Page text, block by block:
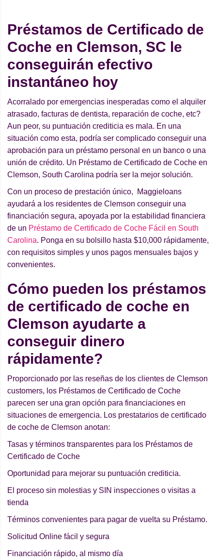
Préstamos de Certificado de
Coche en Clemson, SC le
conseguirán efectivo
instantáneo hoy
Acorralado por emergencias inesperadas como el alquiler
atrasado, facturas de dentista, reparación de coche, etc?
Aun peor, su puntuación crediticia es mala. En una
situación como esta, podría ser complicado conseguir una
aprobación para un préstamo personal en un banco o una
unión de crédito. Un Préstamo de Certificado de Coche en
Clemson, South Carolina podría ser la mejor solución.
Con un proceso de prestación único, Maggieloans
ayudará a los residentes de Clemson conseguir una
financiación segura, apoyada por la estabilidad financiera
de un Préstamo de Certificado de Coche Fácil en South
Carolina. Ponga en su bolsillo hasta $10,000 rápidamente,
con requisitos simples y unos pagos mensuales bajos y
convenientes.
Cómo pueden los préstamos
de certificado de coche en
Clemson ayudarte a
conseguir dinero
rápidamente?
Proporcionado por las reseñas de los clientes de Clemson
customers, los Préstamos de Certificado de Coche
parecen ser una gran opción para financiaciones en
situaciones de emergencia. Los prestatarios de certificado
de coche de Clemson anotan:
Tasas y términos transparentes para los Préstamos de
Certificado de Coche
Oportunidad para mejorar su puntuación crediticia.
El proceso sin molestias y SIN inspecciones o visitas a
tienda
Términos convenientes para pagar de vuelta su Préstamo.
Solicitud Online fácil y segura
Financiación rápido, al mismo día